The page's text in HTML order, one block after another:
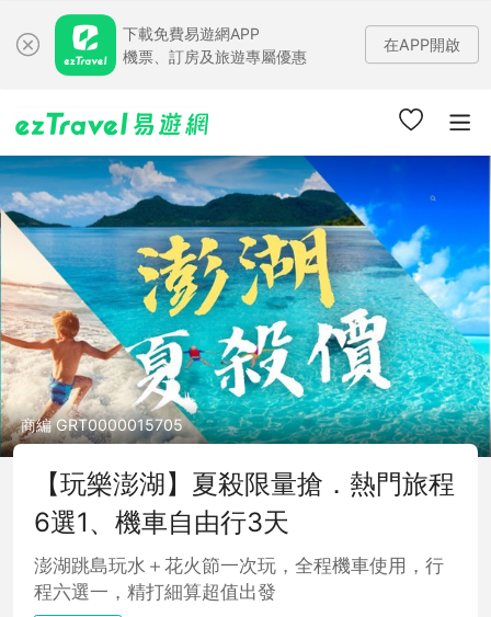
下載免費易遊網APP
機票、訂房及旅遊專屬優惠
在APP開啟
商編 GRT0000015705
【玩樂澎湖】夏殺限量搶．熱門旅程
6選1、機車自由行3天
澎湖跳島玩水＋花火節一次玩，全程機車使用，行
程六選一，精打細算超值出發